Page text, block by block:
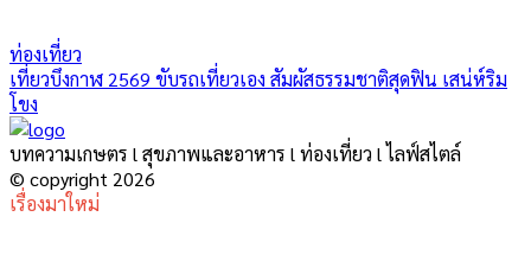
ท่องเที่ยว
เที่ยวบึงกาฬ 2569 ขับรถเที่ยวเอง สัมผัสธรรมชาติสุดฟิน เสน่ห์ริม
โขง
บทความเกษตร l สุขภาพและอาหาร l ท่องเที่ยว l ไลฟ์สไตล์
© copyright 2026
เรื่องมาใหม่